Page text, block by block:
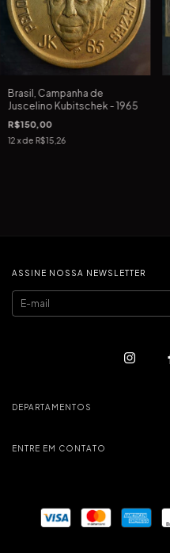
Brasil, Campanha de
Juscelino Kubitschek - 1965
R$150,00
12 x de R$15,26
ASSINE NOSSA NEWSLETTER
DEPARTAMENTOS
ENTRE EM CONTATO